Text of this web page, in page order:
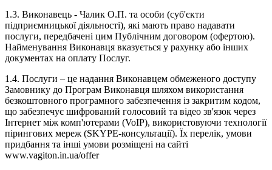
1.3. Виконавець - Чалик О.П. та особи (суб'єкти
підприємницької діяльності), які мають право надавати
послуги, передбачені цим Публічним договором (офертою).
Найменування Виконавця вказується у рахунку або інших
документах на оплату Послуг.
1.4. Послуги – це надання Виконавцем обмеженого доступу
Замовнику до Програм Виконавця шляхом використання
безкоштовного програмного забезпечення із закритим кодом,
що забезпечує шифрований голосовий та відео зв'язок через
Інтернет між комп'ютерами (VoIP), використовуючи технології
пірингових мереж (SKYPE-консультації). Їх перелік, умови
придбання та інші умови розміщені на сайті
www.vagiton.in.ua/offer